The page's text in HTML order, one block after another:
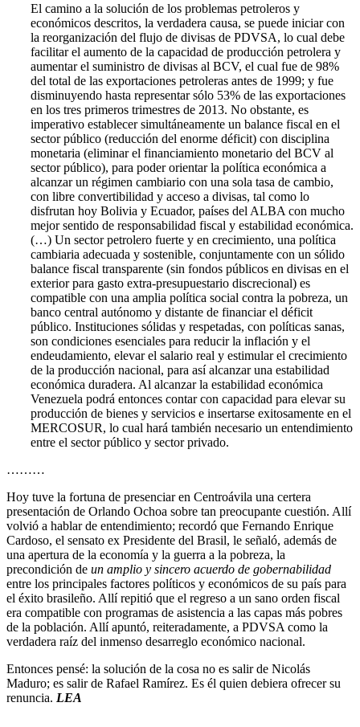
El camino a la solución de los problemas petroleros y
económicos descritos, la verdadera causa, se puede iniciar con
la reorganización del flujo de divisas de PDVSA, lo cual debe
facilitar el aumento de la capacidad de producción petrolera y
aumentar el suministro de divisas al BCV, el cual fue de 98%
del total de las exportaciones petroleras antes de 1999; y fue
disminuyendo hasta representar sólo 53% de las exportaciones
en los tres primeros trimestres de 2013. No obstante, es
imperativo establecer simultáneamente un balance fiscal en el
sector público (reducción del enorme déficit) con disciplina
monetaria (eliminar el financiamiento monetario del BCV al
sector público), para poder orientar la política económica a
alcanzar un régimen cambiario con una sola tasa de cambio,
con libre convertibilidad y acceso a divisas, tal como lo
disfrutan hoy Bolivia y Ecuador, países del ALBA con mucho
mejor sentido de responsabilidad fiscal y estabilidad económica.
(…) Un sector petrolero fuerte y en crecimiento, una política
cambiaria adecuada y sostenible, conjuntamente con un sólido
balance fiscal transparente (sin fondos públicos en divisas en el
exterior para gasto extra-presupuestario discrecional) es
compatible con una amplia política social contra la pobreza, un
banco central autónomo y distante de financiar el déficit
público. Instituciones sólidas y respetadas, con políticas sanas,
son condiciones esenciales para reducir la inflación y el
endeudamiento, elevar el salario real y estimular el crecimiento
de la producción nacional, para así alcanzar una estabilidad
económica duradera. Al alcanzar la estabilidad económica
Venezuela podrá entonces contar con capacidad para elevar su
producción de bienes y servicios e insertarse exitosamente en el
MERCOSUR, lo cual hará también necesario un entendimiento
entre el sector público y sector privado.
………
Hoy tuve la fortuna de presenciar en Centroávila una certera
presentación de Orlando Ochoa sobre tan preocupante cuestión. Allí
volvió a hablar de entendimiento; recordó que Fernando Enrique
Cardoso, el sensato ex Presidente del Brasil, le señaló, además de
una apertura de la economía y la guerra a la pobreza, la
precondición de un amplio y sincero acuerdo de gobernabilidad
entre los principales factores políticos y económicos de su país para
el éxito brasileño. Allí repitió que el regreso a un sano orden fiscal
era compatible con programas de asistencia a las capas más pobres
de la población. Allí apuntó, reiteradamente, a PDVSA como la
verdadera raíz del inmenso desarreglo económico nacional.
Entonces pensé: la solución de la cosa no es salir de Nicolás
Maduro; es salir de Rafael Ramírez. Es él quien debiera ofrecer su
renuncia. LEA